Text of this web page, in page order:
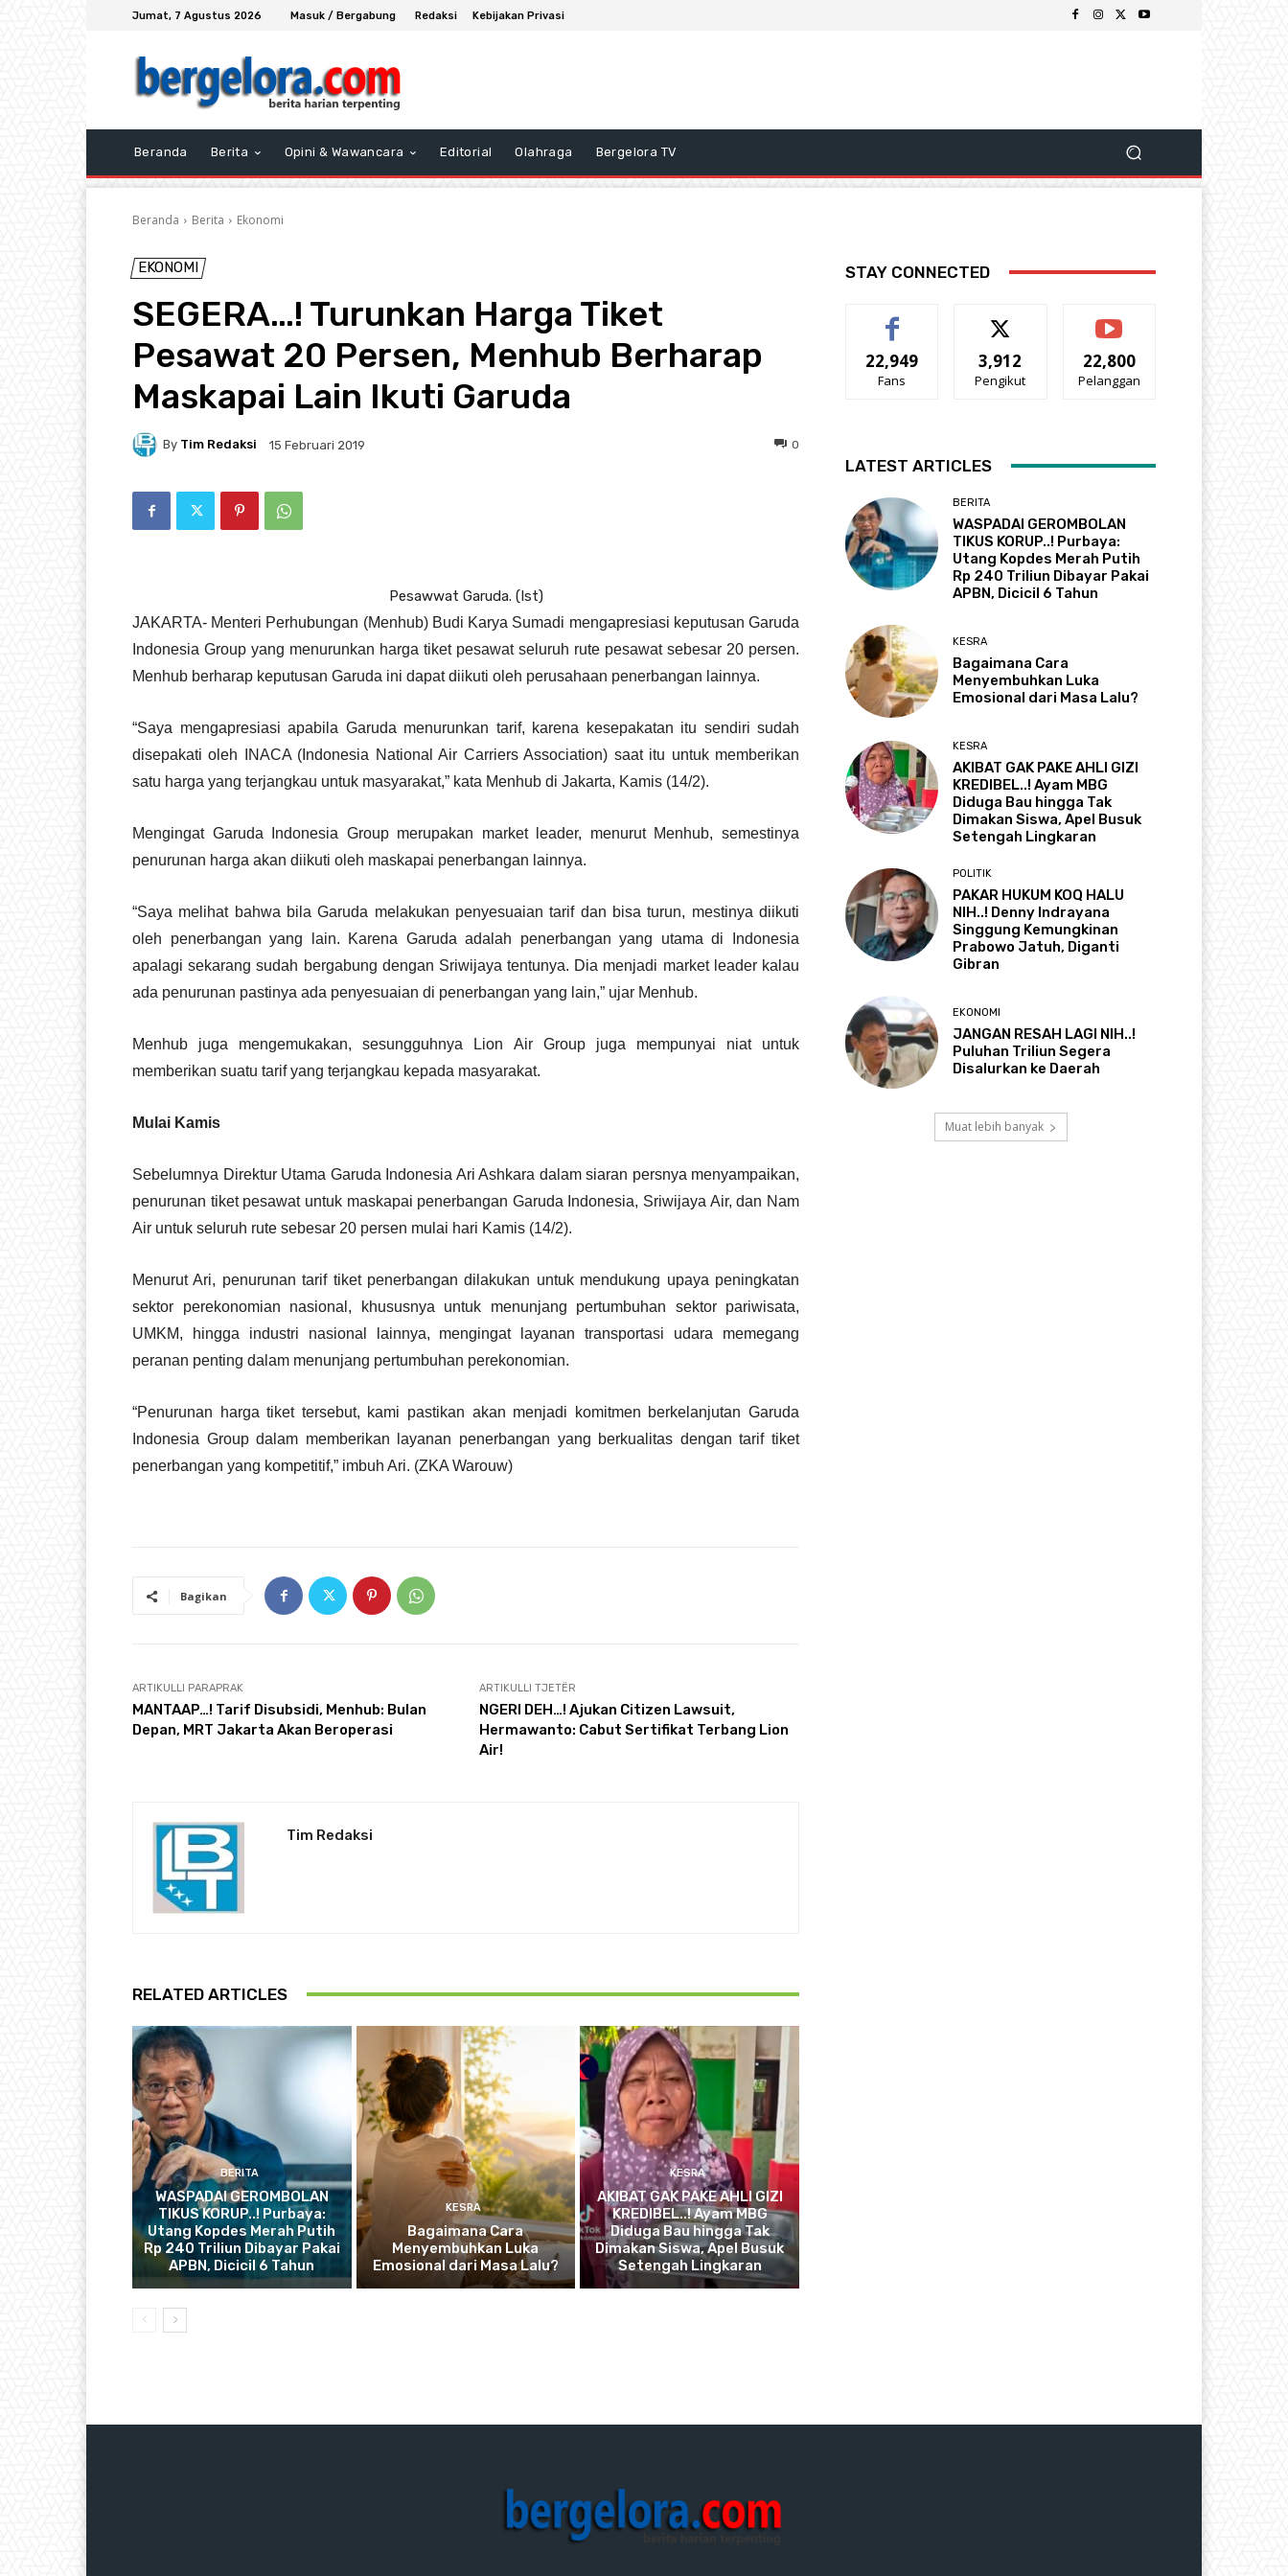
Jumat, 7 Agustus 2026 Masuk / Bergabung Redaksi Kebijakan Privasi
Beranda Berita Opini & Wawancara Editorial Olahraga Bergelora TV
Beranda Berita Ekonomi
EKONOMI
SEGERA…! Turunkan Harga Tiket
Pesawat 20 Persen, Menhub Berharap
Maskapai Lain Ikuti Garuda
By Tim Redaksi 15 Februari 2019 0
Pesawwat Garuda. (Ist)
JAKARTA- Menteri Perhubungan (Menhub) Budi Karya Sumadi mengapresiasi keputusan Garuda
Indonesia Group yang menurunkan harga tiket pesawat seluruh rute pesawat sebesar 20 persen.
Menhub berharap keputusan Garuda ini dapat diikuti oleh perusahaan penerbangan lainnya.
“Saya mengapresiasi apabila Garuda menurunkan tarif, karena kesepakatan itu sendiri sudah
disepakati oleh INACA (Indonesia National Air Carriers Association) saat itu untuk memberikan
satu harga yang terjangkau untuk masyarakat,” kata Menhub di Jakarta, Kamis (14/2).
Mengingat Garuda Indonesia Group merupakan market leader, menurut Menhub, semestinya
penurunan harga akan diikuti oleh maskapai penerbangan lainnya.
“Saya melihat bahwa bila Garuda melakukan penyesuaian tarif dan bisa turun, mestinya diikuti
oleh penerbangan yang lain. Karena Garuda adalah penerbangan yang utama di Indonesia
apalagi sekarang sudah bergabung dengan Sriwijaya tentunya. Dia menjadi market leader kalau
ada penurunan pastinya ada penyesuaian di penerbangan yang lain,” ujar Menhub.
Menhub juga mengemukakan, sesungguhnya Lion Air Group juga mempunyai niat untuk
memberikan suatu tarif yang terjangkau kepada masyarakat.
Mulai Kamis
Sebelumnya Direktur Utama Garuda Indonesia Ari Ashkara dalam siaran persnya menyampaikan,
penurunan tiket pesawat untuk maskapai penerbangan Garuda Indonesia, Sriwijaya Air, dan Nam
Air untuk seluruh rute sebesar 20 persen mulai hari Kamis (14/2).
Menurut Ari, penurunan tarif tiket penerbangan dilakukan untuk mendukung upaya peningkatan
sektor perekonomian nasional, khususnya untuk menunjang pertumbuhan sektor pariwisata,
UMKM, hingga industri nasional lainnya, mengingat layanan transportasi udara memegang
peranan penting dalam menunjang pertumbuhan perekonomian.
“Penurunan harga tiket tersebut, kami pastikan akan menjadi komitmen berkelanjutan Garuda
Indonesia Group dalam memberikan layanan penerbangan yang berkualitas dengan tarif tiket
penerbangan yang kompetitif,” imbuh Ari. (ZKA Warouw)
Bagikan
ARTIKULLI PARAPRAK
MANTAAP…! Tarif Disubsidi, Menhub: Bulan
Depan, MRT Jakarta Akan Beroperasi
ARTIKULLI TJETËR
NGERI DEH…! Ajukan Citizen Lawsuit,
Hermawanto: Cabut Sertifikat Terbang Lion
Air!
Tim Redaksi
RELATED ARTICLES
BERITA
WASPADAI GEROMBOLAN
TIKUS KORUP..! Purbaya:
Utang Kopdes Merah Putih
Rp 240 Triliun Dibayar Pakai
APBN, Dicicil 6 Tahun
KESRA
Bagaimana Cara
Menyembuhkan Luka
Emosional dari Masa Lalu?
KESRA
AKIBAT GAK PAKE AHLI GIZI
KREDIBEL..! Ayam MBG
Diduga Bau hingga Tak
Dimakan Siswa, Apel Busuk
Setengah Lingkaran
STAY CONNECTED
22,949
Fans
3,912
Pengikut
22,800
Pelanggan
LATEST ARTICLES
BERITA
WASPADAI GEROMBOLAN
TIKUS KORUP..! Purbaya:
Utang Kopdes Merah Putih
Rp 240 Triliun Dibayar Pakai
APBN, Dicicil 6 Tahun
KESRA
Bagaimana Cara
Menyembuhkan Luka
Emosional dari Masa Lalu?
KESRA
AKIBAT GAK PAKE AHLI GIZI
KREDIBEL..! Ayam MBG
Diduga Bau hingga Tak
Dimakan Siswa, Apel Busuk
Setengah Lingkaran
POLITIK
PAKAR HUKUM KOQ HALU
NIH..! Denny Indrayana
Singgung Kemungkinan
Prabowo Jatuh, Diganti
Gibran
EKONOMI
JANGAN RESAH LAGI NIH..!
Puluhan Triliun Segera
Disalurkan ke Daerah
Muat lebih banyak